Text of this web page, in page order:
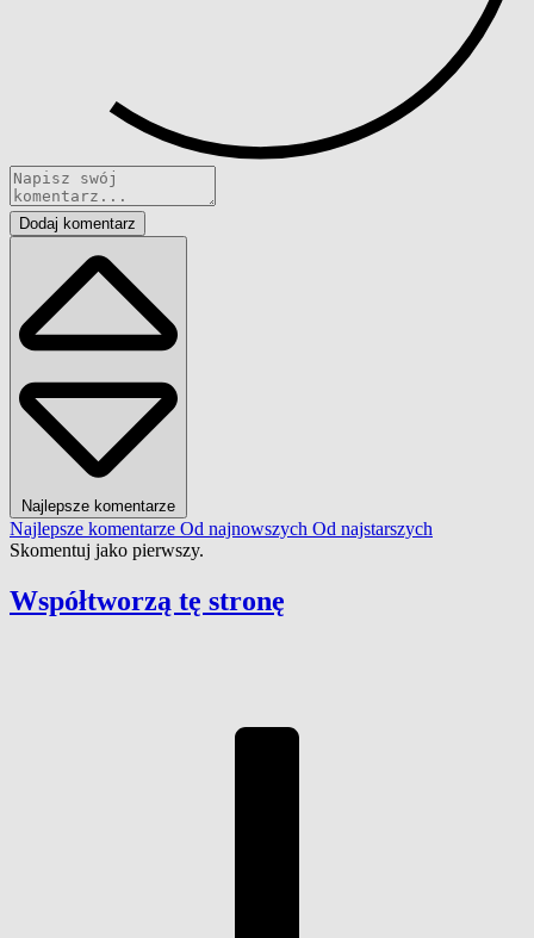
Dodaj komentarz
Najlepsze komentarze
Najlepsze komentarze Od najnowszych Od najstarszych
Skomentuj jako pierwszy.
Współtworzą tę stronę